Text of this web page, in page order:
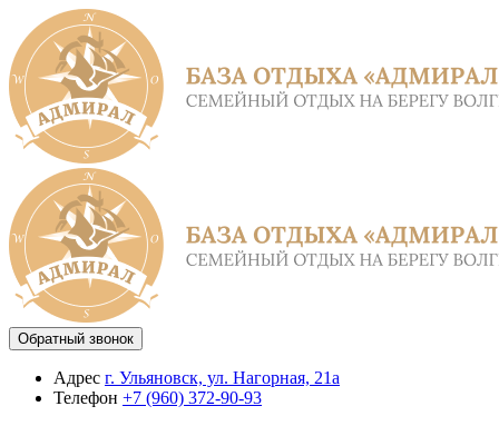
Обратный звонок
Адрес г. Ульяновск, ул. Нагорная, 21а
Телефон +7 (960) 372-90-93